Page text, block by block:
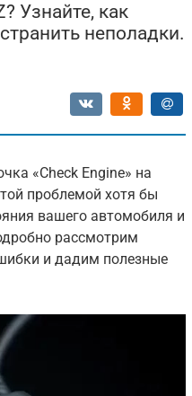
Узнайте, как
неполадки.
«Check Engine» на
проблемой хотя бы
вашего автомобиля и
рассмотрим
и дадим полезные